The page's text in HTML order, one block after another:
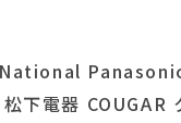
National
下電器 COUGAR